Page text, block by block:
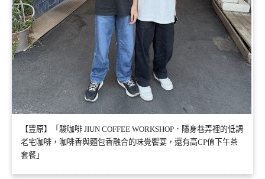
【豐原】「駿咖啡 JIUN COFFEE WORKSHOP．隱身巷弄裡的低調
老宅咖啡，咖啡香與麵包香融合的味覺饗宴，還有高CP值下午茶
套餐」